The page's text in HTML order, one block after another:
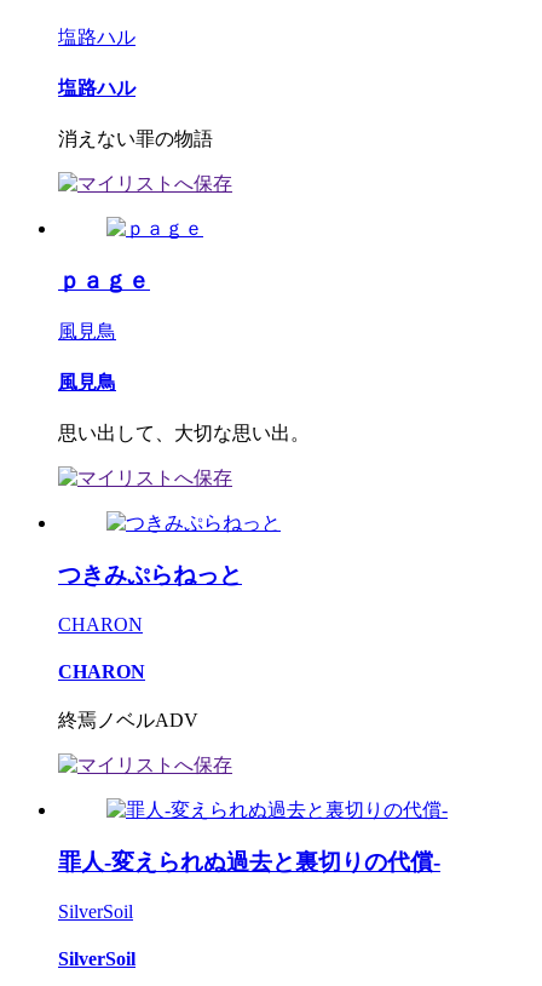
塩路ハル
塩路ハル
消えない罪の物語
ｐａｇｅ
風見鳥
風見鳥
思い出して、大切な思い出。
つきみぷらねっと
CHARON
CHARON
終焉ノベルADV
罪人-変えられぬ過去と裏切りの代償-
SilverSoil
SilverSoil